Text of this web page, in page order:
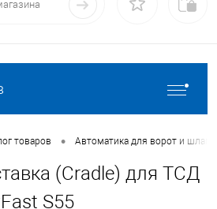
товаров • Автоматика для ворот и
(Cradle) для ТСД
S55